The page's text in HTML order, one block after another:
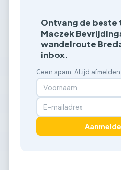
Ontvang de beste
Maczek
wandelroute
inbox.
Geen spam. Altijd afmelden